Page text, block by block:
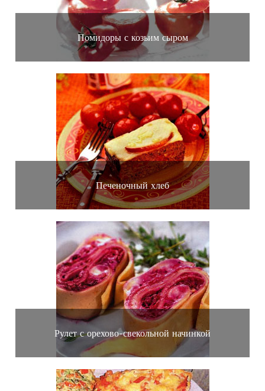
Помидоры с козьим сыром
Печеночный хлеб
Рулет с орехово-свекольной начинкой